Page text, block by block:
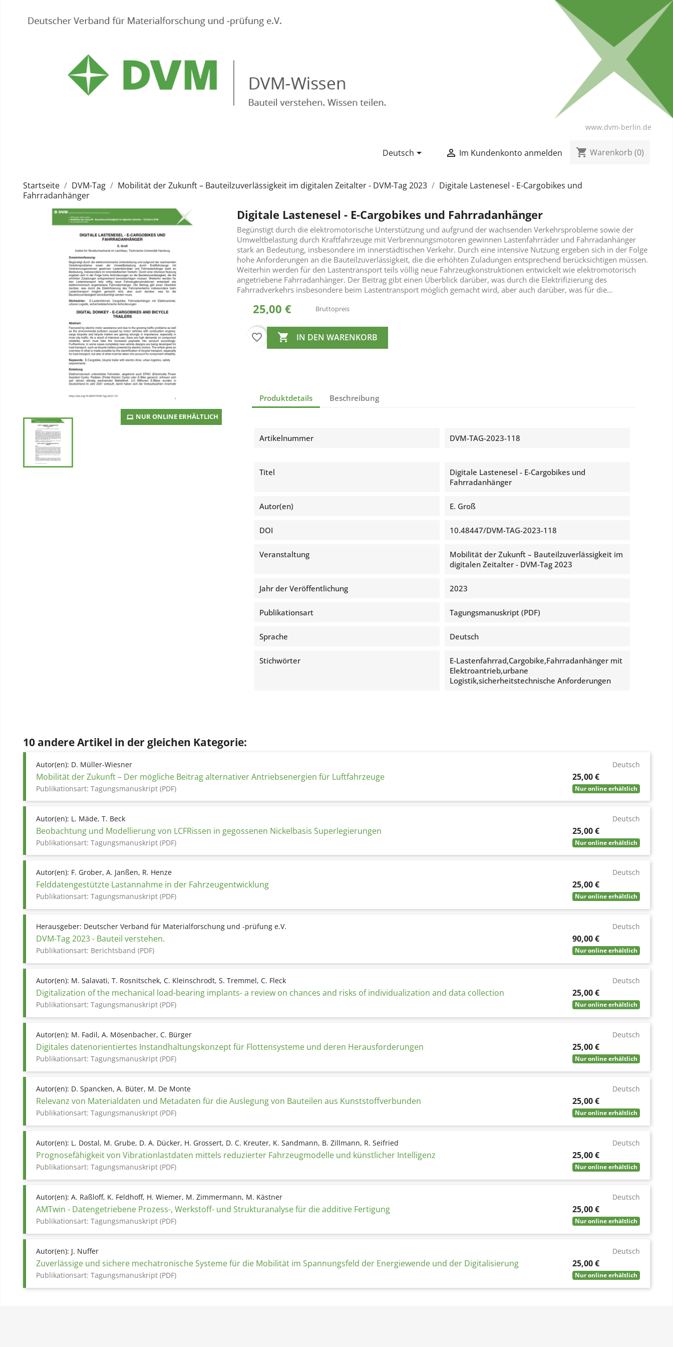
www.dvm-berlin.de
Deutsch  Im Kundenkonto anmelden shopping_cart Warenkorb (0)
Startseite DVM-Tag Mobilität der Zukunft – Bauteilzuverlässigkeit im digitalen Zeitalter - DVM-Tag 2023
Digitale Lastenesel - E-Cargobikes und
Fahrradanhänger
NUR ONLINE ERHÄLTLICH
Digitale Lastenesel - E-Cargobikes und Fahrradanhänger
Begünstigt durch die elektromotorische Unterstützung und aufgrund der wachsenden Verkehrsprobleme sowie der
Umweltbelastung durch Kraftfahrzeuge mit Verbrennungsmotoren gewinnen Lastenfahrräder und Fahrradanhänger
stark an Bedeutung, insbesondere im innerstädtischen Verkehr. Durch eine intensive Nutzung ergeben sich in der Folge
hohe Anforderungen an die Bauteilzuverlässigkeit, die die erhöhten Zuladungen entsprechend berücksichtigen müssen.
Weiterhin werden für den Lastentransport teils völlig neue Fahrzeugkonstruktionen entwickelt wie elektromotorisch
angetriebene Fahrradanhänger. Der Beitrag gibt einen Überblick darüber, was durch die Elektrifizierung des
Fahrradverkehrs insbesondere beim Lastentransport möglich gemacht wird, aber auch darüber, was für die…
25,00 € Bruttopreis
favorite_border  IN DEN WARENKORB
Produktdetails Beschreibung
Artikelnummer DVM-TAG-2023-118
Titel
Digitale Lastenesel - E-Cargobikes und
Fahrradanhänger
Autor(en) E. Groß
DOI 10.48447/DVM-TAG-2023-118
Veranstaltung
Mobilität der Zukunft – Bauteilzuverlässigkeit im
digitalen Zeitalter - DVM-Tag 2023
Jahr der Veröffentlichung 2023
Publikationsart Tagungsmanuskript (PDF)
Sprache Deutsch
Stichwörter
E-Lastenfahrrad,Cargobike,Fahrradanhänger mit
Elektroantrieb,urbane
Logistik,sicherheitstechnische Anforderungen
10 andere Artikel in der gleichen Kategorie:
Autor(en): D. Müller-Wiesner
Mobilität der Zukunft – Der mögliche Beitrag alternativer Antriebsenergien für Luftfahrzeuge
Publikationsart: Tagungsmanuskript (PDF)
Deutsch
Preis
25,00 €
Nur online erhältlich
Autor(en): L. Mäde, T. Beck
Beobachtung und Modellierung von LCFRissen in gegossenen Nickelbasis Superlegierungen
Publikationsart: Tagungsmanuskript (PDF)
Deutsch
Preis
25,00 €
Nur online erhältlich
Autor(en): F. Grober, A. Janßen, R. Henze
Felddatengestützte Lastannahme in der Fahrzeugentwicklung
Publikationsart: Tagungsmanuskript (PDF)
Deutsch
Preis
25,00 €
Nur online erhältlich
Herausgeber: Deutscher Verband für Materialforschung und -prüfung e.V.
DVM-Tag 2023 - Bauteil verstehen.
Publikationsart: Berichtsband (PDF)
Deutsch
Preis
90,00 €
Nur online erhältlich
Autor(en): M. Salavati, T. Rosnitschek, C. Kleinschrodt, S. Tremmel, C. Fleck
Digitalization of the mechanical load-bearing implants- a review on chances and risks of individualization and data collection
Publikationsart: Tagungsmanuskript (PDF)
Deutsch
Preis
25,00 €
Nur online erhältlich
Autor(en): M. Fadil, A. Mösenbacher, C. Bürger
Digitales datenorientiertes Instandhaltungskonzept für Flottensysteme und deren Herausforderungen
Publikationsart: Tagungsmanuskript (PDF)
Deutsch
Preis
25,00 €
Nur online erhältlich
Autor(en): D. Spancken, A. Büter, M. De Monte
Relevanz von Materialdaten und Metadaten für die Auslegung von Bauteilen aus Kunststoffverbunden
Publikationsart: Tagungsmanuskript (PDF)
Deutsch
Preis
25,00 €
Nur online erhältlich
Autor(en): L. Dostal, M. Grube, D. A. Dücker, H. Grossert, D. C. Kreuter, K. Sandmann, B. Zillmann, R. Seifried
Prognosefähigkeit von Vibrationlastdaten mittels reduzierter Fahrzeugmodelle und künstlicher Intelligenz
Publikationsart: Tagungsmanuskript (PDF)
Deutsch
Preis
25,00 €
Nur online erhältlich
Autor(en): A. Raßloff, K. Feldhoff, H. Wiemer, M. Zimmermann, M. Kästner
AMTwin - Datengetriebene Prozess-, Werkstoff- und Strukturanalyse für die additive Fertigung
Publikationsart: Tagungsmanuskript (PDF)
Deutsch
Preis
25,00 €
Nur online erhältlich
Autor(en): J. Nuffer
Zuverlässige und sichere mechatronische Systeme für die Mobilität im Spannungsfeld der Energiewende und der Digitalisierung
Publikationsart: Tagungsmanuskript (PDF)
Deutsch
Preis
25,00 €
Nur online erhältlich